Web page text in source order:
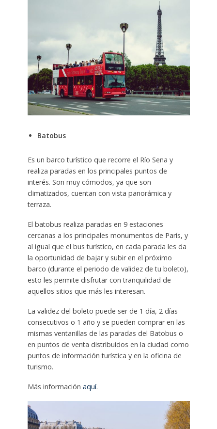
Batobus
Es un barco turístico que recorre el Río Sena y
realiza paradas en los principales puntos de
interés. Son muy cómodos, ya que son
climatizados, cuentan con vista panorámica y
terraza.
El batobus realiza paradas en 9 estaciones
cercanas a los principales monumentos de París, y
al igual que el bus turístico, en cada parada les da
la oportunidad de bajar y subir en el próximo
barco (durante el periodo de validez de tu boleto),
esto les permite disfrutar con tranquilidad de
aquellos sitios que más les interesan.
La validez del boleto puede ser de 1 día, 2 días
consecutivos o 1 año y se pueden comprar en las
mismas ventanillas de las paradas del Batobus o
en puntos de venta distribuidos en la ciudad como
puntos de información turística y en la oficina de
turismo.
Más información aquí.